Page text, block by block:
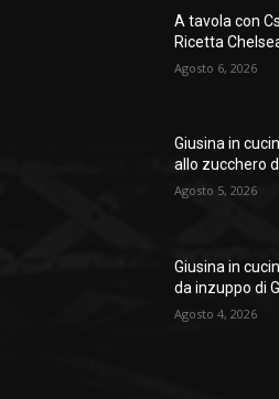
A tavola con
Ricetta
Agosto 6, 2026
Giusina in
allo zucchero
Agosto 5, 2026
Giusina in
da inzuppo di
Agosto 4, 2026